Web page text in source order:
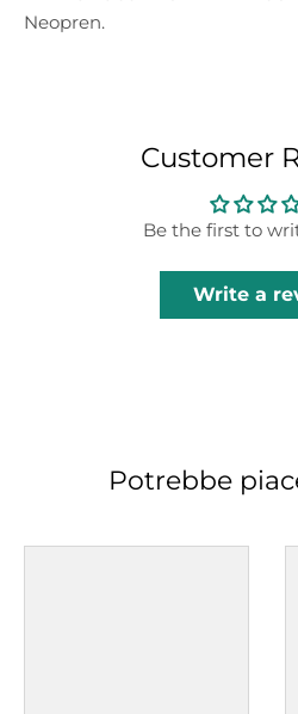
Neopren.
Customer
Be the first to
Write a
Potrebbe